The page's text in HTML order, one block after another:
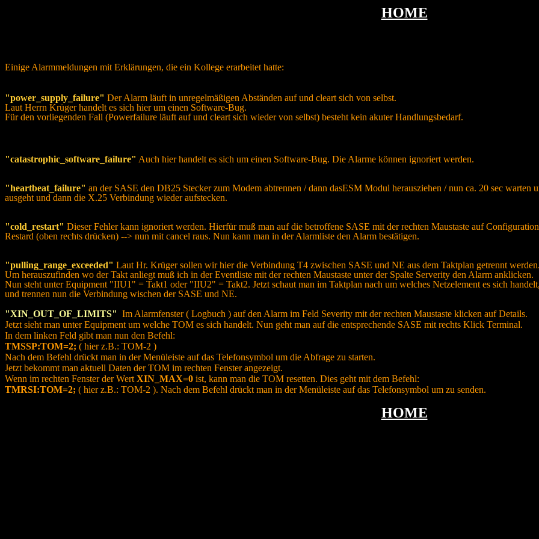
HOME
Einige Alarmmeldungen mit Erklärungen, die ein Kollege erarbeitet hatte:
"power_supply_failure" Der Alarm läuft in unregelmäßigen Abständen auf und cleart sich von selbst.
Laut Herrn Krüger handelt es sich hier um einen Software-Bug.
Für den vorliegenden Fall (Powerfailure läuft auf und cleart sich wieder von selbst) besteht kein akuter Handlungsbedarf.
"catastrophic_software_failure" Auch hier handelt es sich um einen Software-Bug. Die Alarme können ignoriert werden.
"heartbeat_failure" an der SASE den DB25 Stecker zum Modem abtrennen / dann dasESM Modul herausziehen / nun ca. 20 sec
ausgeht und dann die X.25 Verbindung wieder aufstecken.
"cold_restart" Dieser Fehler kann ignoriert werden. Hierfür muß man auf die betroffene SASE mit der rechten Maustaste auf
Restard (oben rechts drücken) --> nun mit cancel raus. Nun kann man in der Alarmliste den Alarm bestätigen.
"pulling_range_exceeded" Laut Hr. Krüger sollen wir hier die Verbindung T4 zwischen SASE und NE aus dem Taktplan getrennt
Um herauszufinden wo der Takt anliegt muß ich in der Eventliste mit der rechten Maustaste unter der Spalte Serverity den Alarm anklicken.
Nun steht unter Equipment "IIU1" = Takt1 oder "IIU2" = Takt2. Jetzt schaut man im Taktplan nach um welches Netzelement es sich
und trennen nun die Verbindung wischen der SASE und NE.
"XIN_OUT_OF_LIMITS" Im Alarmfenster ( Logbuch ) auf den Alarm im Feld Severity mit der rechten Maustaste klicken auf Details.
Jetzt sieht man unter Equipment um welche TOM es sich handelt. Nun geht man auf die entsprechende SASE mit rechts Klick Terminal.
In dem linken Feld gibt man nun den Befehl:
TMSSP:TOM=2; ( hier z.B.: TOM-2 )
Nach dem Befehl drückt man in der Menüleiste auf das Telefonsymbol um die Abfrage zu starten.
Jetzt bekommt man aktuell Daten der TOM im rechten Fenster angezeigt.
Wenn im rechten Fenster der Wert XIN_MAX=0 ist, kann man die TOM resetten. Dies geht mit dem Befehl:
TMRSI:TOM=2; ( hier z.B.: TOM-2 ). Nach dem Befehl drückt man in der Menüleiste auf das Telefonsymbol um zu senden.
HOME